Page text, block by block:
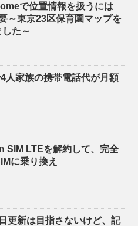
で位置情報を扱うには
～東京23区保育園マップを
た～
人家族の携帯電話代が月額
SIM LTEを解約して、完全
に乗り換え
更新は目指さないけど、記